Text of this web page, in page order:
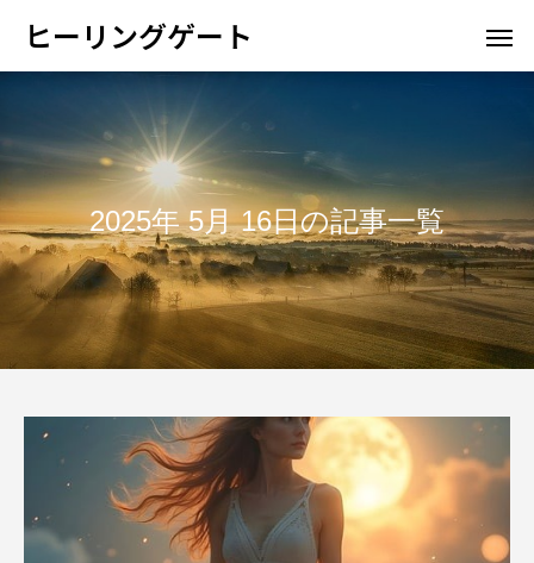
ヒーリングゲート
2025年 5月 16日の記事一覧